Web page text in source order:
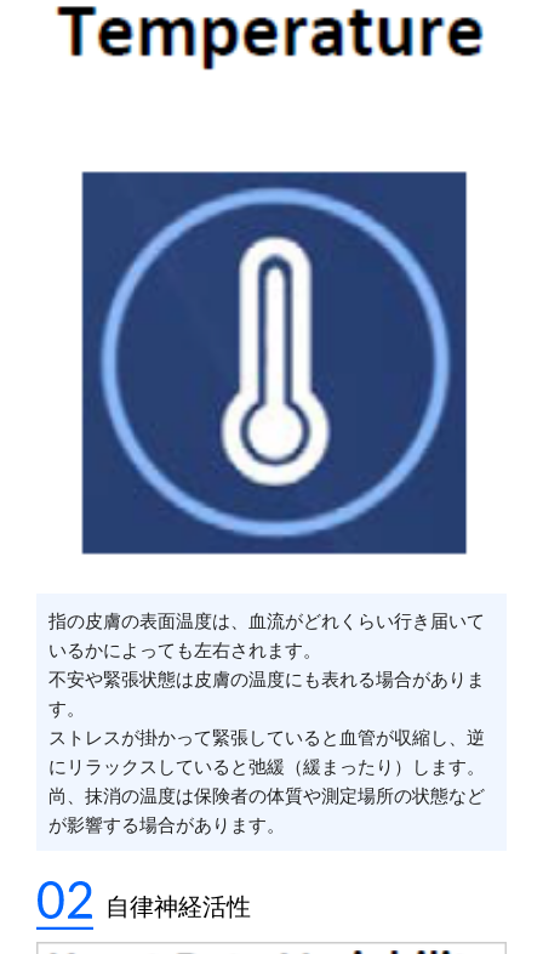
指の皮膚の表面温度は、血流がどれくらい行き届いて
いるかによっても左右されます。
不安や緊張状態は皮膚の温度にも表れる場合がありま
す。
ストレスが掛かって緊張していると血管が収縮し、逆
にリラックスしていると弛緩（緩まったり）します。
尚、抹消の温度は保険者の体質や測定場所の状態など
が影響する場合があります。
自律神経活性